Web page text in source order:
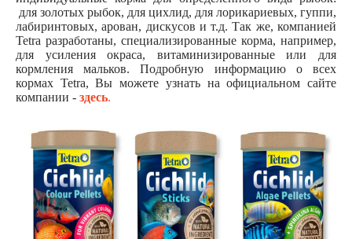
для золотых рыбок, для цихлид, для лорикариевых, гуппи,
лабиринтовых, арован, дискусов и т.д. Так же, компанией
Tetra разработаны, специализированные корма, например,
для усиления окраса, витаминизированные или для
кормления мальков. Подробную информацию о всех
кормах Tetra, Вы можете узнать на официальном сайте
компании - здесь.